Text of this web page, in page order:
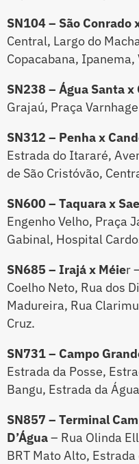
SN104 – São
Central, Largo do
Copacabana, Ipanema,
SN238 – Água Santa x
Grajaú, Praça
SN312 – Penha x
Estrada do Itararé,
de São Cristóvão,
SN600 – Taquara x
Engenho Velho, Praça
Gabinal, Hospital
SN685 – Irajá x Méier
Coelho Neto, Rua dos
Madureira, Rua
Cruz.
SN731 – Campo
Estrada da Posse,
Bangu, Estrada da
SN857 – Terminal
D’Água– Rua Olinda
BRT Mato Alto,